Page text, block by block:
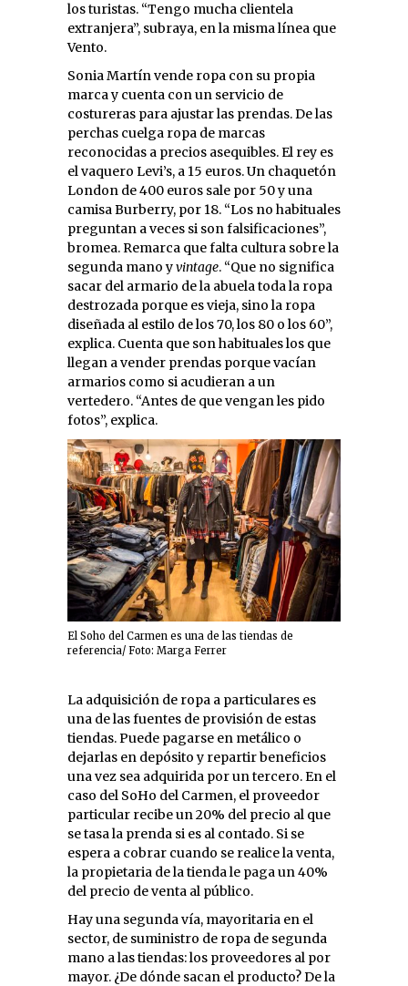
los turistas. “Tengo mucha clientela
extranjera”, subraya, en la misma línea que
Vento.
Sonia Martín vende ropa con su propia
marca y cuenta con un servicio de
costureras para ajustar las prendas. De las
perchas cuelga ropa de marcas
reconocidas a precios asequibles. El rey es
el vaquero Levi’s, a 15 euros. Un chaquetón
London de 400 euros sale por 50 y una
camisa Burberry, por 18. “Los no habituales
preguntan a veces si son falsificaciones”,
bromea. Remarca que falta cultura sobre la
segunda mano yvintage. “Que no significa
sacar del armario de la abuela toda la ropa
destrozada porque es vieja, sino la ropa
diseñada al estilo de los 70, los 80 o los 60”,
explica. Cuenta que son habituales los que
llegan a vender prendas porque vacían
armarios como si acudieran a un
vertedero. “Antes de que vengan les pido
fotos”, explica.
El Soho del Carmen es una de las tiendas de
referencia/ Foto: Marga Ferrer
La adquisición de ropa a particulares es
una de las fuentes de provisión de estas
tiendas. Puede pagarse en metálico o
dejarlas en depósito y repartir beneficios
una vez sea adquirida por un tercero. En el
caso del SoHo del Carmen, el proveedor
particular recibe un 20% del precio al que
se tasa la prenda si es al contado. Si se
espera a cobrar cuando se realice la venta,
la propietaria de la tienda le paga un 40%
del precio de venta al público.
Hay una segunda vía, mayoritaria en el
sector, de suministro de ropa de segunda
mano a las tiendas: los proveedores al por
mayor. ¿De dónde sacan el producto? De la